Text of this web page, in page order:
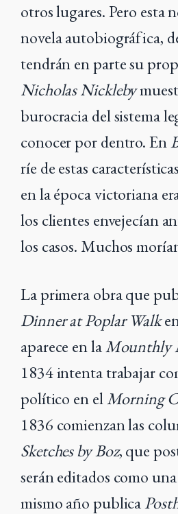
otros lugares. Pero esta
novela autobiográfica,
tendrán en parte su
Nicholas Nickleby
burocracia del sistema
conocer por dentro. En
ríe de estas
en la época victoriana
los clientes envejecían
los casos. Muchos
La primera obra que
Dinner at Poplar Walk
aparece en laMounthly
1834 intenta trabajar
político en elMorning
1836 comienzan las
Sketches by Boz, que
serán editados como
mismo año publica